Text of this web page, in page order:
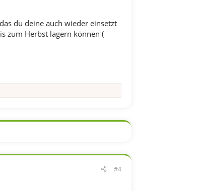
du deine auch wieder einsetzt
zum Herbst lagern können (
#4